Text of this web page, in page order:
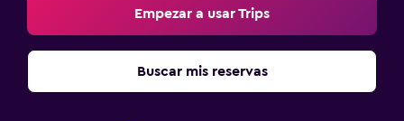
Empezar a usar Trips
Buscar mis reservas